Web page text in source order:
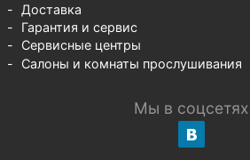
Доставка
Гарантия и сервис
Сервисные центры
Салоны и комнаты прослушивания
Мы в соцсетях